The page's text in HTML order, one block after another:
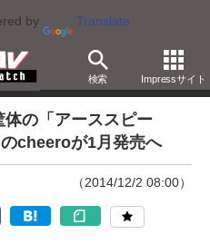
by Translate
検索 Impressサイト
の「アーススピー
cheeroが1月発売へ
（2014/12/2 08:00）